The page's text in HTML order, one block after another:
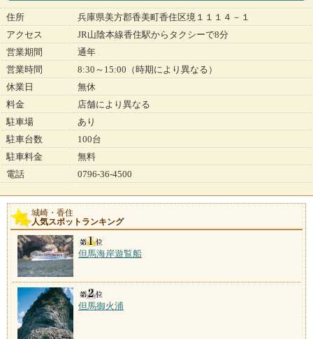
住所
兵庫県美方郡香美町香住区境１１１４－１
アクセス
JR山陰本線香住駅からタクシーで8分
営業期間
通年
営業時間
8:30～15:00（時期により異なる）
休業日
無休
料金
店舗により異なる
駐車場
あり
駐車台数
100台
駐車料金
無料
電話
0796-36-4500
城崎・香住
人気スポットランキング
但馬海岸遊覧船
但馬御火浦